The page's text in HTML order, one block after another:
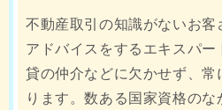
不動産取引の知識がないお客
アドバイスをするエキスパ
貸の仲介などに欠かせず、常
ります。数ある国家資格の